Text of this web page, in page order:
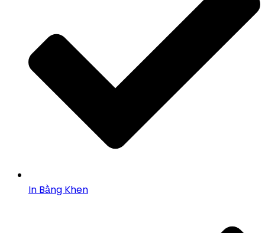
In Bằng Khen